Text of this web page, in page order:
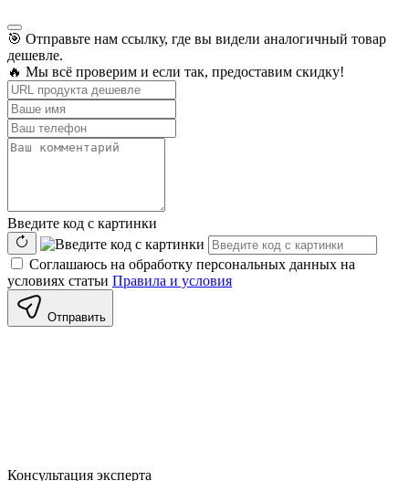
🎯 Отправьте нам ссылку, где вы видели аналогичный товар
дешевле.
🔥 Мы всё проверим и если так, предоставим скидку!
Введите код с картинки
Соглашаюсь на обработку персональных данных на
условиях статьи Правила и условия
Отправить
Консультация эксперта